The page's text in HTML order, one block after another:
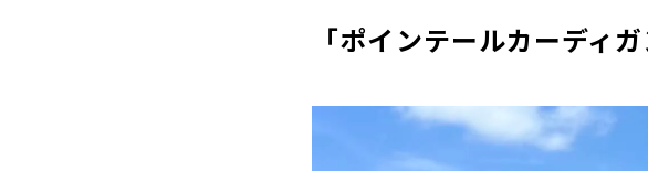
「ポインテールカーディ